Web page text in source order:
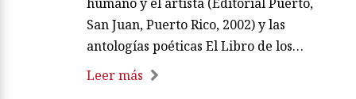
San Juan, Puerto Rico, 2002) y las
antologías poéticas El Libro de los…
Leer más